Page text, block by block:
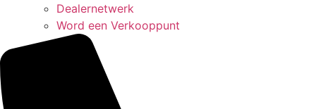
Dealernetwerk
Word een Verkooppunt